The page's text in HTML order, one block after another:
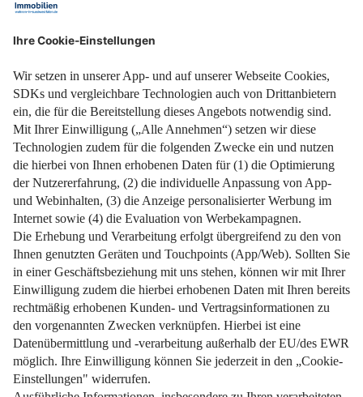
Werbungskosten, Steuerfreibeträge und Co.
Weiterlesen
Impressum Datenschutz Nutzungsbedingungen
Pflichtinformationen AGB Über uns Bildquellen